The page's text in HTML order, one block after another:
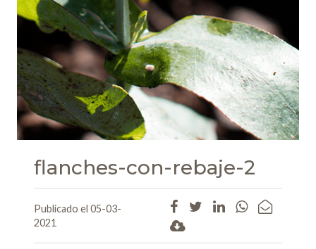
flanches-con-rebaje-2
Publicado el 05-03-
2021